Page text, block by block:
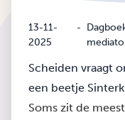
13-11-
2025
-
Scheiden vraagt
een beetje
Soms zit de